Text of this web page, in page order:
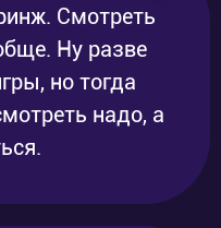
Смотреть
Ну разве
но тогда
надо, а